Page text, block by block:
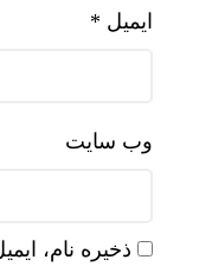
ایمیل *
وب‌ سایت
ذخیره نام،